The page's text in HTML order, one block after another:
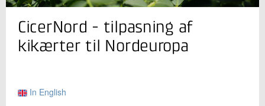
Jeg er din kontaktperson
Sheena Ricafranca Rasmussen
Konsulent
Landbrug og Digitalisering
LinkedIn
CicerNord - tilpasning af
kikærter til Nordeuropa
In English